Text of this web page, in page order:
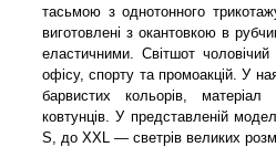
тасьмою з однотонного
виготовлені з окантовкою в
еластичними. Світшот
офісу, спорту та промоакцій. У
барвистих кольорів,
ковтунців. У представленій
S, до XXL — светрів великих